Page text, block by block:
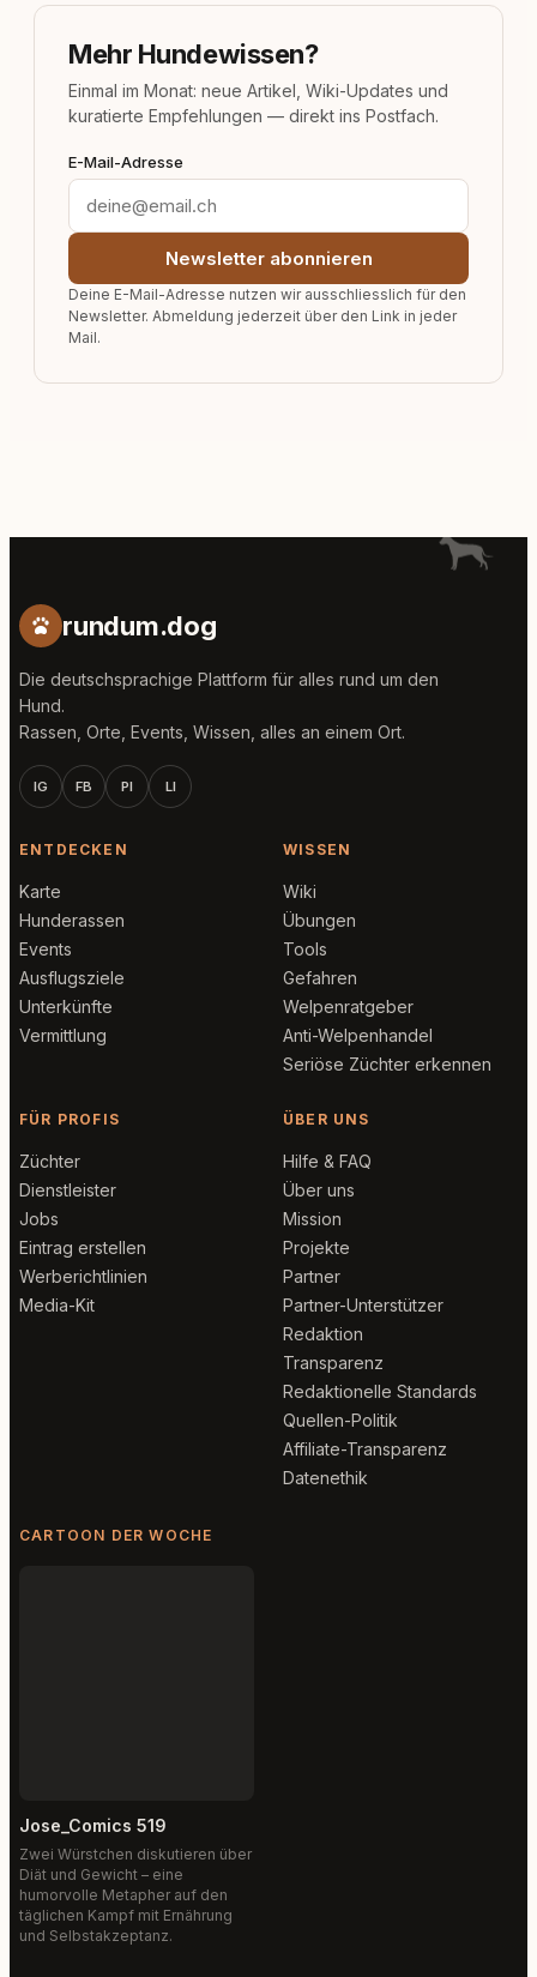
Mehr Hundewissen?
Einmal im Monat: neue Artikel, Wiki-Updates und
kuratierte Empfehlungen — direkt ins Postfach.
E-Mail-Adresse
Newsletter abonnieren
Deine E-Mail-Adresse nutzen wir ausschliesslich für den
Newsletter. Abmeldung jederzeit über den Link in jeder
Mail.
rundum.dog
Die deutschsprachige Plattform für alles rund um den
Hund.
Rassen, Orte, Events, Wissen, alles an einem Ort.
IG FB PI LI
ENTDECKEN
Karte
Hunderassen
Events
Ausflugsziele
Unterkünfte
Vermittlung
WISSEN
Wiki
Übungen
Tools
Gefahren
Welpenratgeber
Anti-Welpenhandel
Seriöse Züchter erkennen
FÜR PROFIS
Züchter
Dienstleister
Jobs
Eintrag erstellen
Werberichtlinien
Media-Kit
ÜBER UNS
Hilfe & FAQ
Über uns
Mission
Projekte
Partner
Partner-Unterstützer
Redaktion
Transparenz
Redaktionelle Standards
Quellen-Politik
Affiliate-Transparenz
Datenethik
CARTOON DER WOCHE
Jose_Comics 519
Zwei Würstchen diskutieren über
Diät und Gewicht – eine
humorvolle Metapher auf den
täglichen Kampf mit Ernährung
und Selbstakzeptanz.